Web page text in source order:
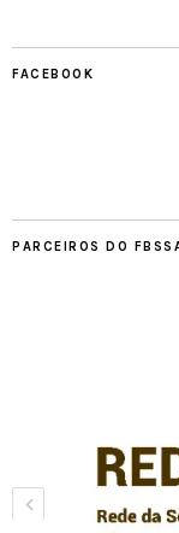
FACEBOOK
PARCEIROS DO